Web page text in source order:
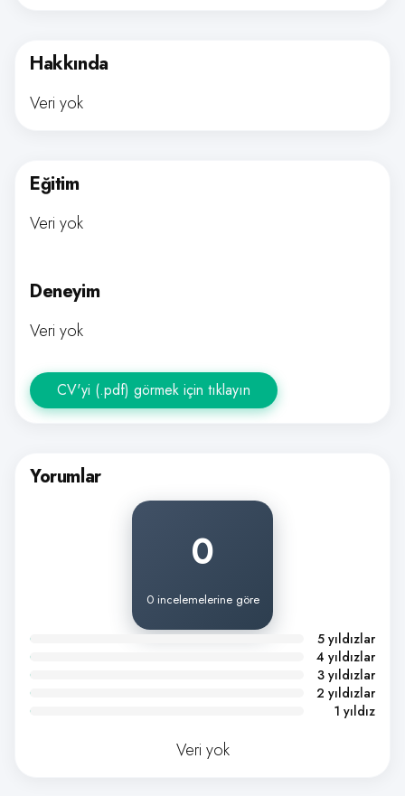
Hakkında
Veri yok
Eğitim
Veri yok
Deneyim
Veri yok
CV'yi (.pdf) görmek için tıklayın
Yorumlar
0
0 incelemelerine göre
5 yıldızlar
4 yıldızlar
3 yıldızlar
2 yıldızlar
1 yıldız
Veri yok